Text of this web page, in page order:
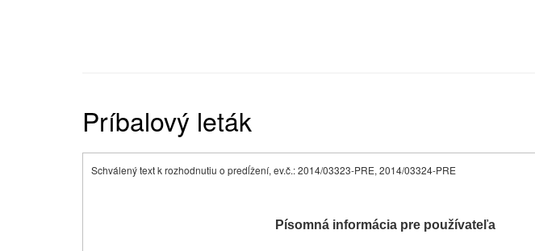
Príbalový leták
Schválený text k rozhodnutiu o predĺžení, ev.č.: 2014/03323-PRE, 2014/03324-PRE
Písomná informácia pre používateľa